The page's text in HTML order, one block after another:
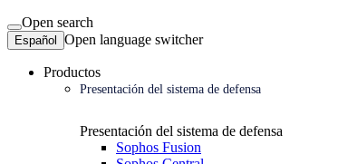
Open search
Español Open language switcher
Productos
Presentación del sistema de defensa
Presentación del sistema de defensa
Sophos Fusion